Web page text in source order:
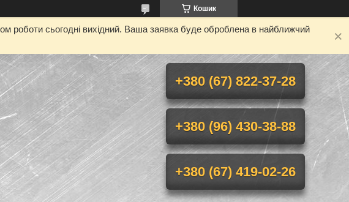
Кошик
роботи сьогодні вихідний. Ваша заявка буде оброблена в найближчий
+380 (67) 822-37-28
+380 (96) 430-38-88
+380 (67) 419-02-26